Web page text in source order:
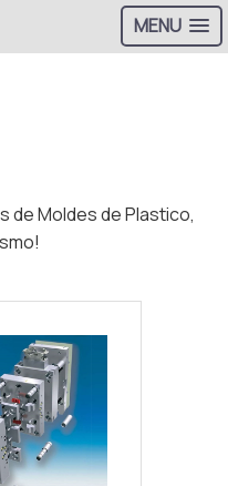
MENU
Moldes de Plastico,